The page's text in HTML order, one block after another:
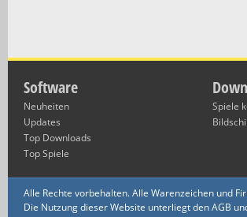
Software
Neuheiten
Updates
Top Downloads
Top Spiele
Spiele
Alle Rechte vorbehalten. Alle Warenzeichen und
Die Nutzung dieser Website unterliegt den AGB